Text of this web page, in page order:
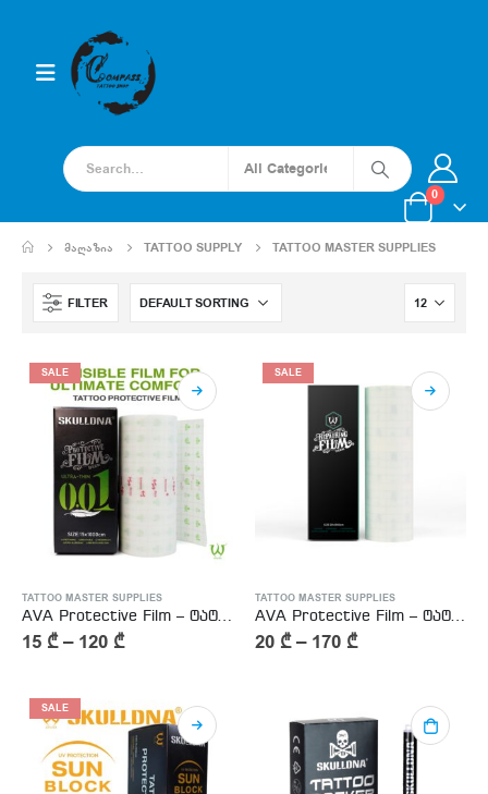
0
ᲛᲐᲦᲐᲖᲘᲐ TATTOO SUPPLY TATTOO MASTER SUPPLIES
FILTER
SALE
TATTOO MASTER SUPPLIES
AVA Protective Film – ტატუს მოსაშუშებელი სტიკერი (დერმალაიზი)
15 ₾– 120 ₾
SALE
TATTOO MASTER SUPPLIES
AVA Protective Film – ტატუს მოსაშუშებელი სტიკერი (დერმალაიზი)
20 ₾– 170 ₾
SALE